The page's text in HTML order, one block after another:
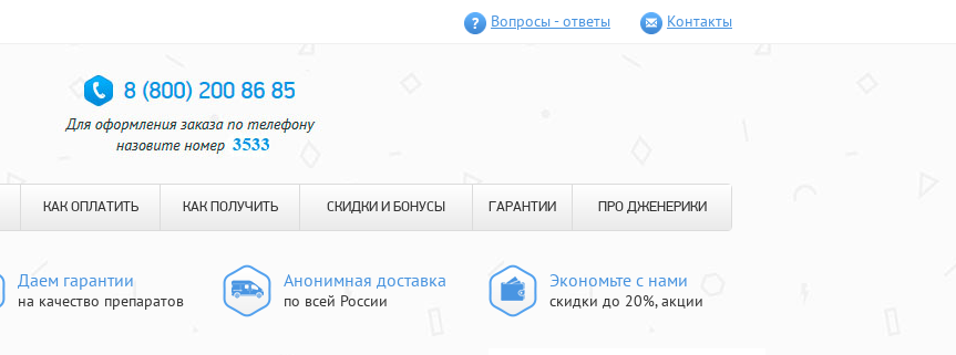
Вопросы - ответы Контакты
КАК ОПЛАТИТЬ КАК ПОЛУЧИТЬ СКИДКИ И БОНУСЫ ГАРАНТИИ ПРО ДЖЕНЕРИКИ
Даем гарантии
на качество препаратов
Анонимная доставка
по всей России
Экономьте с нами
скидки до 20%, акции